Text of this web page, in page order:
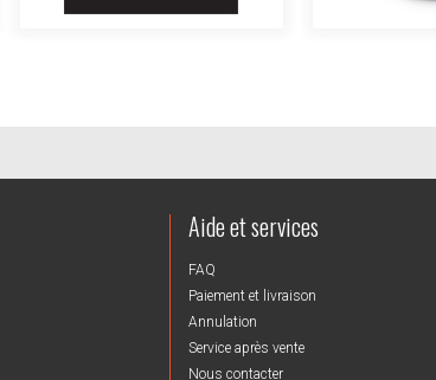
Aide et services
FAQ
Paiement et livraison
Annulation
Service après vente
Nous contacter